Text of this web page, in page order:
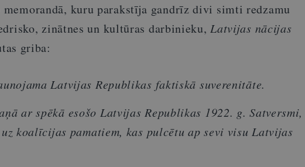
memorandā, kuru parakstīja gandrīz divi simti redzamu
zinātnes un kultūras darbinieku,Latvijas nācijas
griba:
Latvijas Republikas faktiskā suverenitāte.
ar spēkā esošo Latvijas Republikas 1922. g. Satversmi,
koalīcijas pamatiem, kas pulcētu ap sevi visu Latvijas